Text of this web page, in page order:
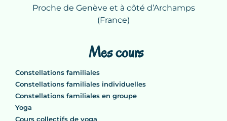
Proche de Genève et à côté d’Archamps
(France)
Mes cours
Constellations familiales
Constellations familiales individuelles
Constellations familiales en groupe
Yoga
Cours collectifs de yoga